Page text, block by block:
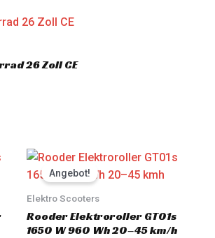
26 Zoll CE
Angebot!
Elektro Scooters
Rooder Elektroroller GT01s
1650 W 960 Wh 20–45 km/h
Original
price
was:
Current
is: